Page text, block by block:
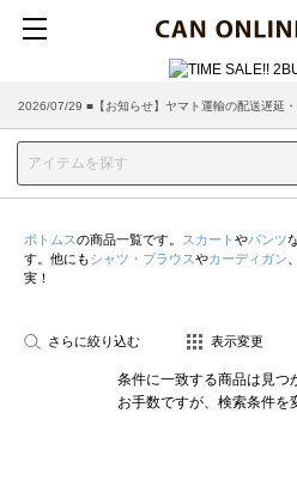
2026/07/29 ■【お知らせ】ヤマト運輸の配送遅延
ボトムスの商品一覧です。 スカート やパンツ
す。他にもシャツ・ブラウスやカーディガン
実！
さらに絞り込む 表示変更
条件に一致する商品は見つ
お手数ですが、検索条件を